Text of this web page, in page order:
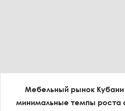
Мебельный рынок Кубани
минимальные темпы роста